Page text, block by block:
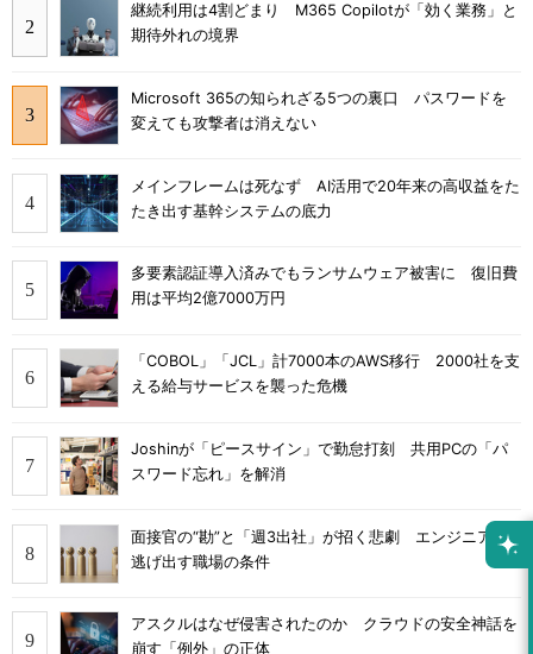
継続利用は4割どまり M365 Copilotが「効く業務」と
期待外れの境界
Microsoft 365の知られざる5つの裏口 パスワードを
変えても攻撃者は消えない
メインフレームは死なず AI活用で20年来の高収益をた
たき出す基幹システムの底力
多要素認証導入済みでもランサムウェア被害に 復旧費
用は平均2億7000万円
「COBOL」「JCL」計7000本のAWS移行 2000社を支
える給与サービスを襲った危機
Joshinが「ピースサイン」で勤怠打刻 共用PCの「パ
スワード忘れ」を解消
面接官の“勘”と「週3出社」が招く悲劇 エンジニアが
逃げ出す職場の条件
アスクルはなぜ侵害されたのか クラウドの安全神話を
崩す「例外」の正体